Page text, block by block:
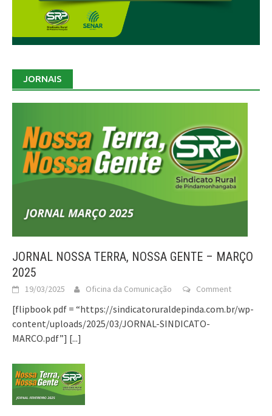
JORNAIS
JORNAL NOSSA TERRA, NOSSA GENTE – MARÇO
2025
19/03/2025 Oficina da Comunicação Comment
[flipbook pdf = “https://sindicatoruraldepinda.com.br/wp-
content/uploads/2025/03/JORNAL-SINDICATO-
MARCO.pdf”] [...]